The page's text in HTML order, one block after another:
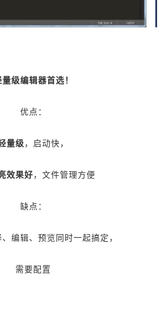
量级编辑器首选！
优点：
量级 ，启动快，
效果好 ，文件管理方便
缺点：
编辑、预览同时一起搞定，
需要配置